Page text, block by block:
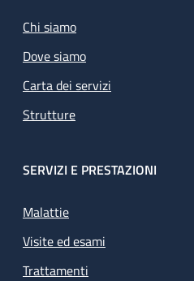
Chi siamo
Dove siamo
Carta dei servizi
Strutture
SERVIZI E PRESTAZIONI
Malattie
Visite ed esami
Trattamenti